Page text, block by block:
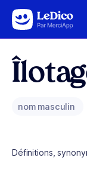
Aller au contenu
nom masculin
Définitions,